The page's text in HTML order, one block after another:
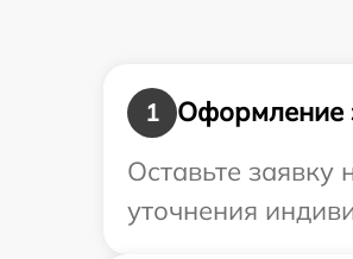
1
Оформление
Оставьте заявку
уточнения